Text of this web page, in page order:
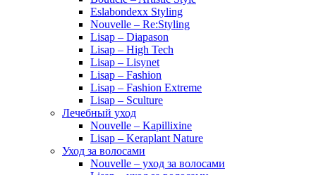
Eslabondexx Styling
Nouvelle – Re:Styling
Lisap – Diapason
Lisap – High Tech
Lisap – Lisynet
Lisap – Fashion
Lisap – Fashion Extreme
Lisap – Sculture
Лечебный уход
Nouvelle – Kapillixine
Lisap – Keraplant Nature
Уход за волосами
Nouvelle – уход за волосами